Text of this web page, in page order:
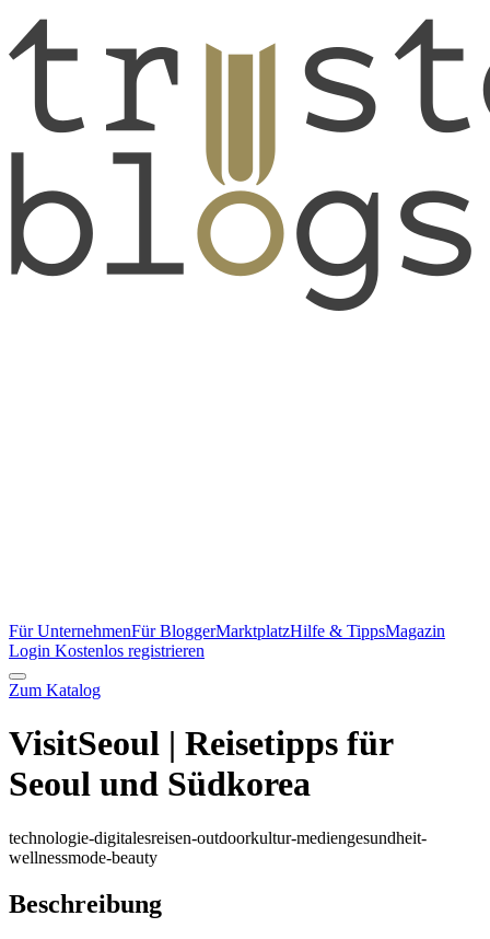
Für UnternehmenFür BloggerMarktplatzHilfe & TippsMagazin
Login Kostenlos registrieren
Zum Katalog
VisitSeoul | Reisetipps für
Seoul und Südkorea
technologie-digitalesreisen-outdoorkultur-mediengesundheit-
wellnessmode-beauty
Beschreibung